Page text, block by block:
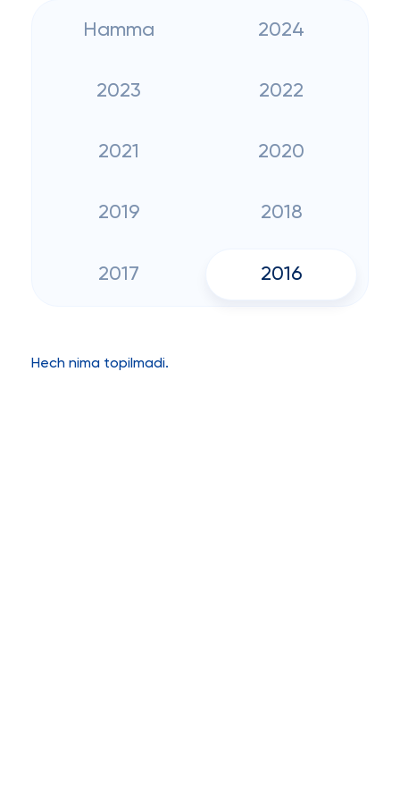
Hamma 2024
2023 2022
2021 2020
2019 2018
2017 2016
Hech nima topilmadi.